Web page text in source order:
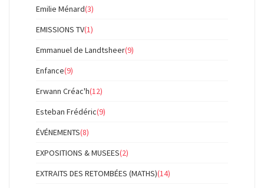
Emilie Ménard(3)
EMISSIONS TV(1)
Emmanuel de Landtsheer(9)
Enfance(9)
Erwann Créac'h(12)
Esteban Frédéric(9)
ÉVÉNEMENTS(8)
EXPOSITIONS & MUSEES(2)
EXTRAITS DES RETOMBÉES (MATHS)(14)